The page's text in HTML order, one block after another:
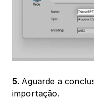
5. Aguarde a
importação.